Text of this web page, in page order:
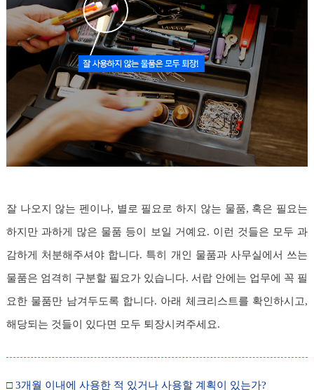
잘 나오지 않는 펜이나, 별로 필요로 하지 않는 물품, 혹은 필요는
하지만 과하게 많은 물품 등이 보일 거예요. 이런 것들은 모두 과
감하게 처분해주셔야 합니다. 특히 개인 물품과 사무실에서 쓰는
물품은 엄격히 구분할 필요가 있습니다. 서랍 안에는 업무에 꼭 필
요한 물품만 남겨두도록 합니다. 아래 체크리스트를 확인하시고,
해당되는 것들이 있다면 모두 퇴장시켜주세요.
□ 3개월 이내에 사용한 적 있거나 사용할 계획이 있는가?